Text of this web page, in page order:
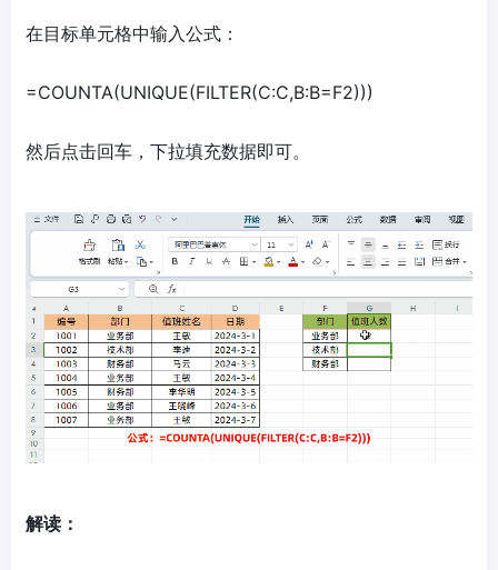
在目标单元格中输入公式：
=COUNTA(UNIQUE(FILTER(C:C,B:B=F2)))
然后点击回车，下拉填充数据即可。
解读：